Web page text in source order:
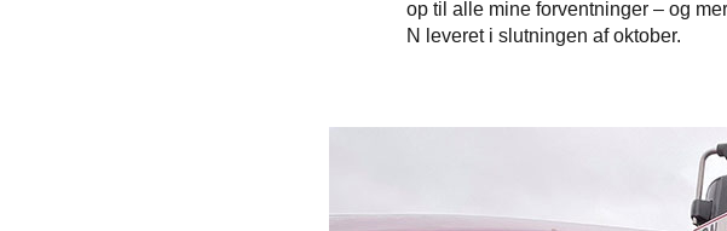
op til alle mine forventninger – og
N leveret i slutningen af oktober.